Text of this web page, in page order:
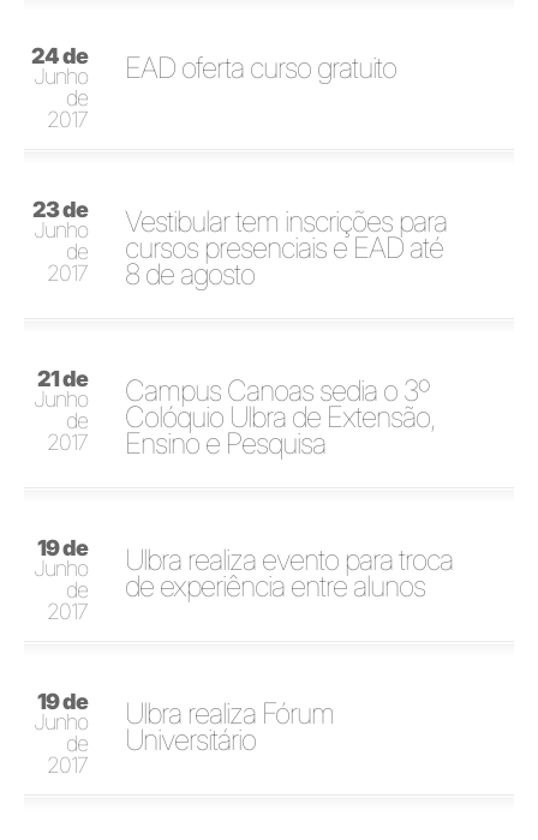
24 de
Junho
de
2017
EAD oferta curso gratuito
23 de
Junho
de
2017
Vestibular tem inscrições para
cursos presenciais e EAD até
8 de agosto
21 de
Junho
de
2017
Campus Canoas sedia o 3º
Colóquio Ulbra de Extensão,
Ensino e Pesquisa
19 de
Junho
de
2017
Ulbra realiza evento para troca
de experiência entre alunos
19 de
Junho
de
2017
Ulbra realiza Fórum
Universitário